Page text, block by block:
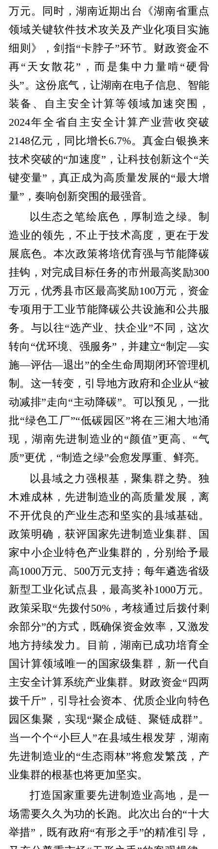
万元。同时，湖南近期出台《湖南省重点
领域关键软件技术攻关及产业化项目实施
细则》，剑指“卡脖子”环节。财政资金不
再“天女散花”，而是集中力量啃“硬骨
头”。这份底气，让湖南在电子信息、智能
装备、自主安全计算等领域加速突围，
2024年全省自主安全计算产业营收突破
2148亿元，同比增长6.7%。真金白银换来
技术突破的“加速度”，让科技创新这个“关
键变量”，真正成为高质量发展的“最大增
量”，奏响创新突围的最强音。
以生态之笔绘底色，厚制造之绿。制
造业的领先，不止于技术高度，更在于发
展底色。本次政策将培优育强与节能降碳
挂钩，对完成目标任务的市州最高奖励300
万元，优秀县市区最高奖励100万元，资金
专项用于工业节能降碳公共设施和公共服
务。与以往“选产业、扶企业”不同，这次
转向“优环境、强服务”，并建立“制定—实
施—评估—退出”的全生命周期闭环管理机
制。这一转变，引导地方政府和企业从“被
动减排”走向“主动降碳”。可以预见，一批
批“绿色工厂”“低碳园区”将在三湘大地涌
现，湖南先进制造业的“颜值”更高、“气
质”更优，“制造之绿”会愈发厚重、鲜亮。
以县域之力强根基，聚集群之势。独
木难成林，先进制造业的高质量发展，离
不开优良的产业生态和坚实的县域基础。
政策明确，获评国家先进制造业集群、国
家中小企业特色产业集群的，分别给予最
高1000万元、500万元支持；每年遴选省级
新型工业化试点县，最高奖补1000万元。
政策采取“先拨付50%，考核通过后拨付剩
余部分”的方式，既确保资金效率，又激发
地方持续发力。目前，湖南已成功培育全
国计算领域唯一的国家级集群，新一代自
主安全计算系统产业集群。财政资金“四两
拨千斤”，引导社会资本、优质企业向特色
园区集聚，实现“聚企成链、聚链成群”。
当一个个“小巨人”在县域生根发芽，湖南
先进制造业的“生态雨林”将愈发繁茂，产
业集群的根基也将更加坚实。
打造国家重要先进制造业高地，是一
场需要久久为功的长跑。此次出台的“十大
举措”，既有政府“有形之手”的精准引导，